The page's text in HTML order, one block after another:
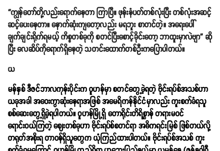
“ကျွန်တော်တို့လည်းရောက်နေတာ ကြာပြီ။ ဖုန်းနံပတ်တစ်လုံးပြီး တစ်လုံးအဆင့်
ဆင့်ပေးနေတာ။ နောက်ဆုံးကျတော့လည်း မရဘူး စာတင်တဲ့။ အရေးပေါ်
ချက်ချင်းရိုက်ရမယ့် ကိစ္စတစ်ခုကို စတင်ပြီးစောင့်ခိုင်းတော့ ဘာထူးမှာလဲဗျာ” ဆို
ပြီး လေဆိပ်ကိုရောက်ရှိနေတဲ့ သတင်းထောက်တစ်ဦးကပြောပါတယ်။
ယ
မန်နှစ် ဒီဇင်ဘာလကုန်းပိုင်းက ဝူဟန်မှာ စတင်တွေ့ခဲ့ရတဲ့ ဗိုင်းရပ်စ်အသစ်ဟာ
ယခုအခါ အဝေးကွာဆုံးနေရာအဖြစ် အမေရိကန်နိုင်ငံမှာလည်း ကူးစက်ခံရသူ
စစ်ဆေးတွေ့ရှိခဲ့ရပါတယ်။ ဝူဟန်မြို့ရှိ တောရိုင်းတိရိစ္ဆာန် တရားမဝင်
ရောင်းဝယ်ကြတဲ့ ဈေးတစ်ခုဟာ ဗိုင်းရပ်စ်စတင်ရာ အဓိကရင်းမြစ် ဖြစ်တယ်လို့
တရုတ်အစိုးရ တာဝန်ရှိသူတွေက ယုံကြည်ထားပါတယ်။ ဗိုင်းရပ်စ်အသစ် ကူး